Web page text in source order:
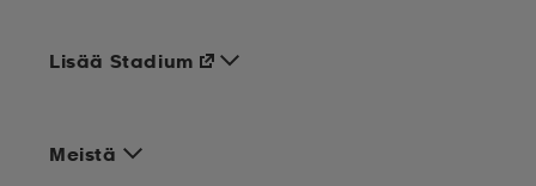
Meistä
Lisää Stadium